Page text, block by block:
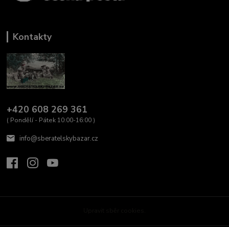
Kontakty
+420 608 269 361
( Pondělí - Pátek 10:00-16:00 )
info@sberatelskybazar.cz